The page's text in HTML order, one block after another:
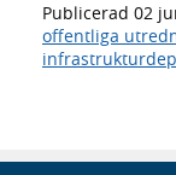
Publicerad 02
offentliga